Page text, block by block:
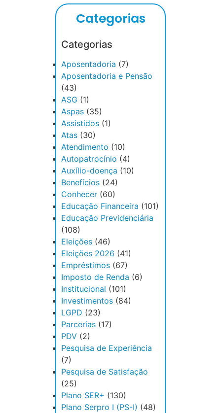
Categorias
Categorias
Aposentadoria (7)
Aposentadoria e Pensão
(43)
ASG (1)
Aspas (35)
Assistidos (1)
Atas (30)
Atendimento (10)
Autopatrocínio (4)
Auxílio-doença (10)
Benefícios (24)
Conhecer (60)
Educação Financeira (101)
Educação Previdenciária
(108)
Eleições (46)
Eleições 2026 (41)
Empréstimos (67)
Imposto de Renda (6)
Institucional (101)
Investimentos (84)
LGPD (23)
Parcerias (17)
PDV (2)
Pesquisa de Experiência
(7)
Pesquisa de Satisfação
(25)
Plano SER+ (130)
Plano Serpro I (PS-I) (48)